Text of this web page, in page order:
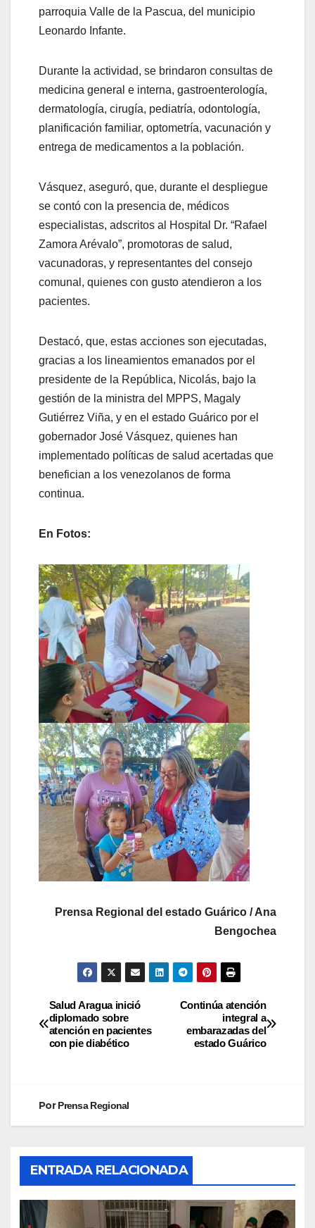
parroquia Valle de la Pascua, del municipio
Leonardo Infante.
Durante la actividad, se brindaron consultas de
medicina general e interna, gastroenterología,
dermatología, cirugía, pediatría, odontología,
planificación familiar, optometría, vacunación y
entrega de medicamentos a la población.
Vásquez, aseguró, que, durante el despliegue
se contó con la presencia de, médicos
especialistas, adscritos al Hospital Dr. “Rafael
Zamora Arévalo”, promotoras de salud,
vacunadoras, y representantes del consejo
comunal, quienes con gusto atendieron a los
pacientes.
Destacó, que, estas acciones son ejecutadas,
gracias a los lineamientos emanados por el
presidente de la República, Nicolás, bajo la
gestión de la ministra del MPPS, Magaly
Gutiérrez Viña, y en el estado Guárico por el
gobernador José Vásquez, quienes han
implementado políticas de salud acertadas que
benefician a los venezolanos de forma
continua.
En Fotos:
Prensa Regional del estado Guárico / Ana
Bengochea
Continúa atención
integral a
embarazadas del
estado Guárico
Salud Aragua inició
diplomado sobre
atención en pacientes
con pie diabético
PorPrensa Regional
ENTRADA RELACIONADA